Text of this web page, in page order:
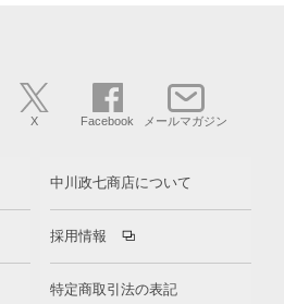
X Facebook メールマガジン
中川政七商店について
採用情報
特定商取引法の表記